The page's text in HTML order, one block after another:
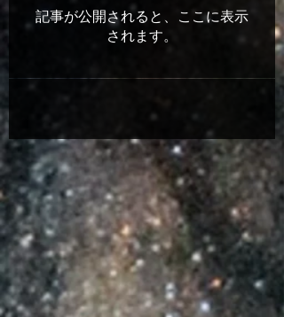
記事が公開されると、ここに表示
されます。